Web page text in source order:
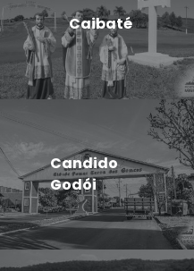
Caibaté
Candido
Godói